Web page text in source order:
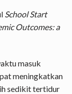
School Start
Outcomes: a
masuk
meningkatkan
sedikit tertidur